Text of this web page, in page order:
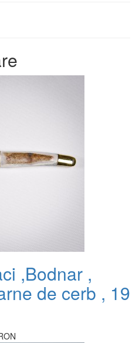
,Bodnar ,
de cerb , 19